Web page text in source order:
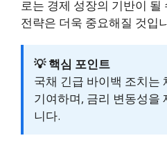
로는 경제 성장의 기반이 될
전략은 더욱 중요해질 것입
💡 핵심 포인트
국채 긴급 바이백 조치는
기여하며, 금리 변동성을
니다.